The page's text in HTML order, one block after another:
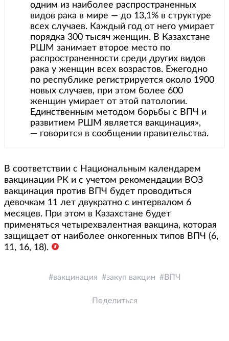
одним из наиболее распространенных
видов рака в мире — до 13,1% в структуре
всех случаев. Каждый год от него умирает
порядка 300 тысяч женщин. В Казахстане
РШМ занимает второе место по
распространенности среди других видов
рака у женщин всех возрастов. Ежегодно
по республике регистрируется около 1900
новых случаев, при этом более 600
женщин умирает от этой патологии.
Единственным методом борьбы с ВПЧ и
развитием РШМ является вакцинация»,
— говорится в сообщении правительства.
В соответствии с Национальным календарем
вакцинации РК и с учетом рекомендации ВОЗ
вакцинация против ВПЧ будет проводиться
девочкам 11 лет двукратно с интервалом 6
месяцев. При этом в Казахстане будет
применяться четырехвалентная вакцина, которая
защищает от наиболее онкогенных типов ВПЧ (6,
11, 16, 18).
вакцинация закуп вакцин ВПЧ
Поделиться